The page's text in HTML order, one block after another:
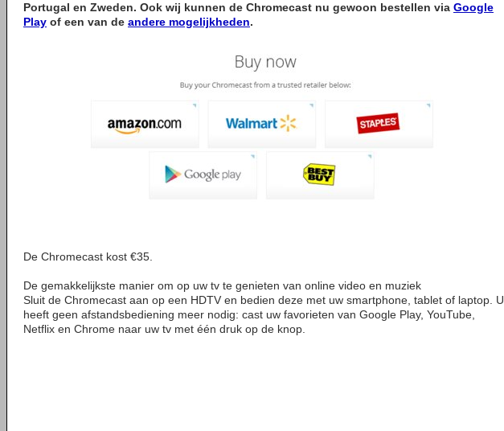
Portugal en Zweden. Ook wij kunnen de Chromecast nu gewoon bestellen via Google
Play of een van de andere mogelijkheden.
De Chromecast kost €35.
De gemakkelijkste manier om op uw tv te genieten van online video en muziek
Sluit de Chromecast aan op een HDTV en bedien deze met uw smartphone, tablet of laptop. U
heeft geen afstandsbediening meer nodig: cast uw favorieten van Google Play, YouTube,
Netflix en Chrome naar uw tv met één druk op de knop.